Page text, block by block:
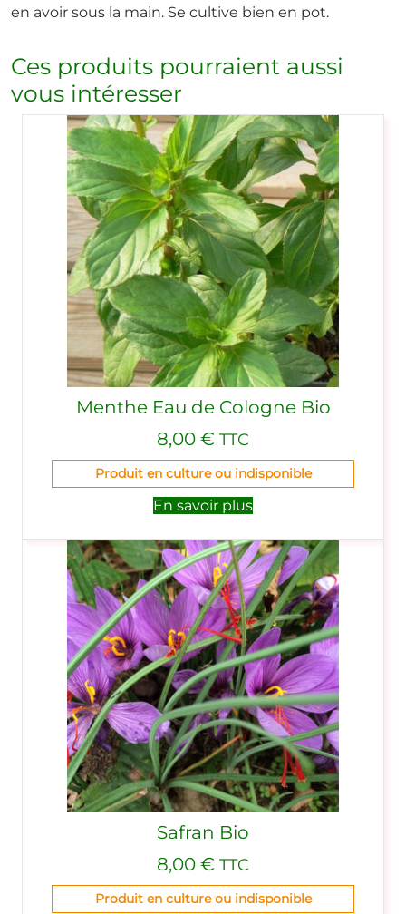
en avoir sous la main. Se cultive bien en pot.
Ces produits pourraient aussi
vous intéresser
Menthe Eau de Cologne Bio
8,00 € TTC
Produit en culture ou indisponible
En savoir plus
Safran Bio
8,00 € TTC
Produit en culture ou indisponible